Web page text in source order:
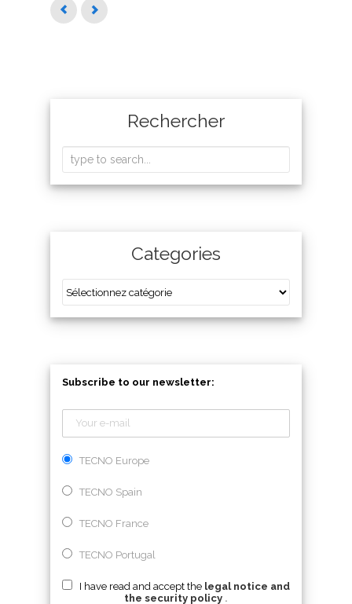
Rechercher
Categories
Subscribe to our newsletter:
TECNO Europe
TECNO Spain
TECNO France
TECNO Portugal
I have read and accept the legal notice and
the security policy .